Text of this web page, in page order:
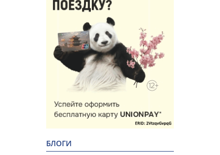
БЛОГИ